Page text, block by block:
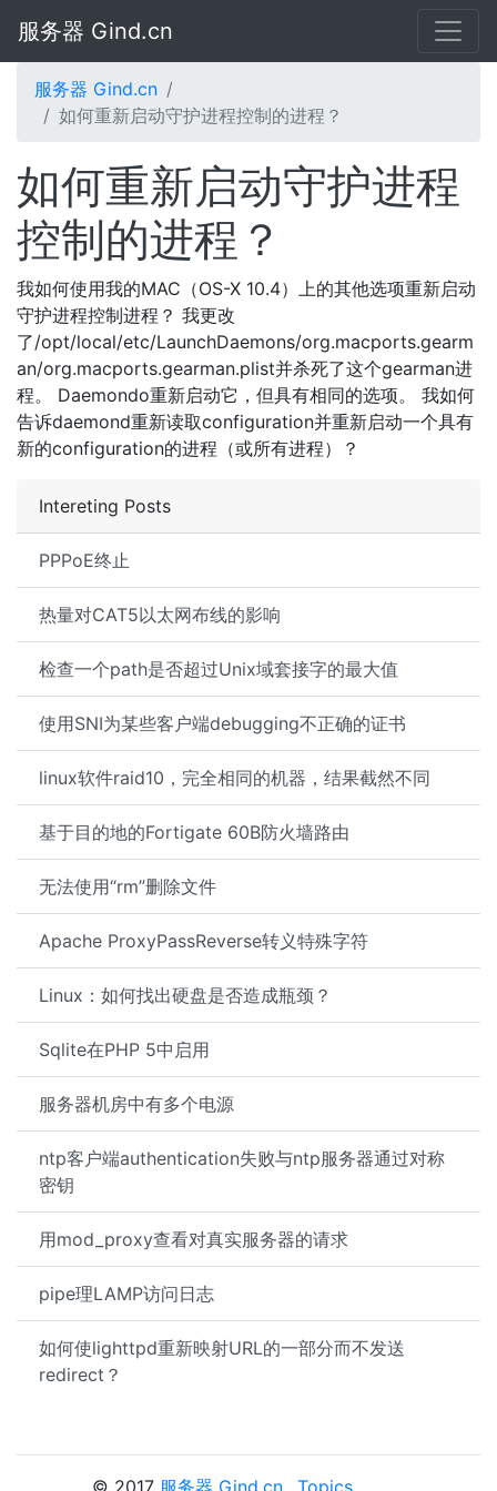
服务器 Gind.cn
服务器 Gind.cn
如何重新启动守护进程控制的进程？
Intereting Posts
PPPoE终止
热量对CAT5以太网布线的影响
检查一个path是否超过Unix域套接字的最大值
使用SNI为某些客户端debugging不正确的证书
linux软件raid10，完全相同的机器，结果截然不同
基于目的地的Fortigate 60B防火墙路由
无法使用“rm”删除文件
Apache ProxyPassReverse转义特殊字符
Linux：如何找出硬盘是否造成瓶颈？
Sqlite在PHP 5中启用
服务器机房中有多个电源
ntp客户端authentication失败与ntp服务器通过对称
密钥
用mod_proxy查看对真实服务器的请求
pipe理LAMP访问日志
如何使lighttpd重新映射URL的一部分而不发送
redirect？
如何重新启动守护进程
控制的进程？
我如何使用我的MAC（OS-X 10.4）上的其他选项重新启动
守护进程控制进程？ 我更改
了/opt/local/etc/LaunchDaemons/org.macports.gearm
an/org.macports.gearman.plist并杀死了这个gearman进
程。 Daemondo重新启动它，但具有相同的选项。 我如何
告诉daemond重新读取configuration并重新启动一个具有
新的configuration的进程（或所有进程）？
© 2017 服务器 Gind.cn Topics